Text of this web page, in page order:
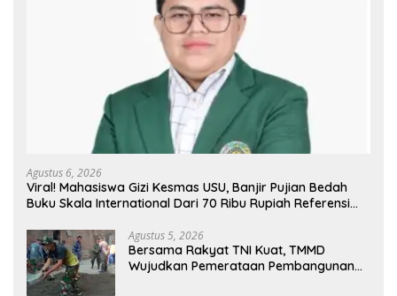
Agustus 6, 2026
Viral! Mahasiswa Gizi Kesmas USU, Banjir Pujian Bedah
Buku Skala International Dari 70 Ribu Rupiah Referensi
Agustus 5, 2026
Bersama Rakyat TNI Kuat, TMMD
Wujudkan Pemerataan Pembangunan